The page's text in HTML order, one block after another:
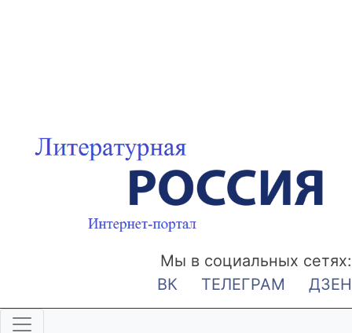
Мы в социальных сетях:
ВК
ТЕЛЕГРАМ ДЗЕН